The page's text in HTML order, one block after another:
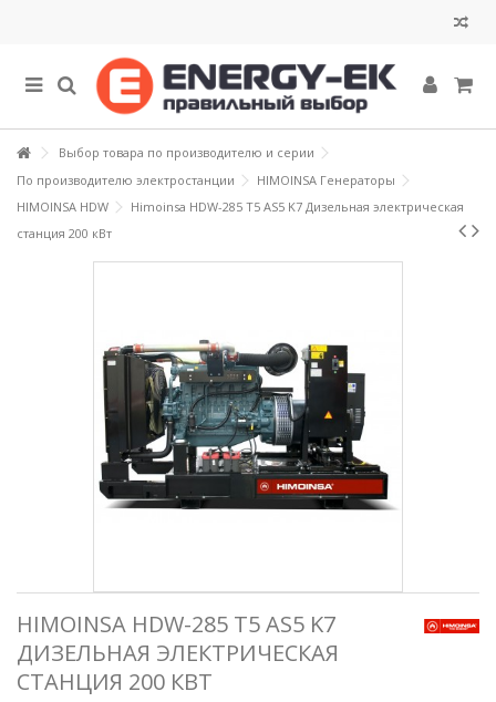
Выбор товара по производителю и серии
По производителю электростанции
HIMOINSA Генераторы
HIMOINSA HDW
Himoinsa HDW-285 T5 AS5 K7 Дизельная электрическая
станция 200 кВт
HIMOINSA HDW-285 T5 AS5 K7
ДИЗЕЛЬНАЯ ЭЛЕКТРИЧЕСКАЯ
СТАНЦИЯ 200 КВТ